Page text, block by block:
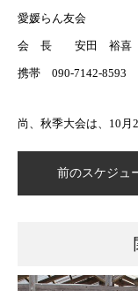
愛媛らん友会
会 長 安田 裕喜
携帯 090-7142-8593
尚、秋季大会は、10月
前のスケジュ